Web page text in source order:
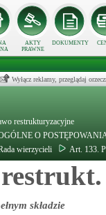
AKTY
PRAWNE
DOKUMENTY
Wyłącz reklamy, przeglądaj
restrukturyzacyjne
O
wierzycieli Art. 133.
składzie